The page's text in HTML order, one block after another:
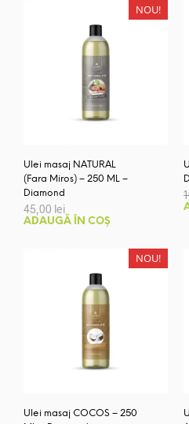
NOU!
Ulei masaj NATURAL
(Fara Miros) – 250 ML –
Diamond
45,00 lei
ADAUGĂ ÎN COȘ
NOU!
Ulei masaj COCOS – 250